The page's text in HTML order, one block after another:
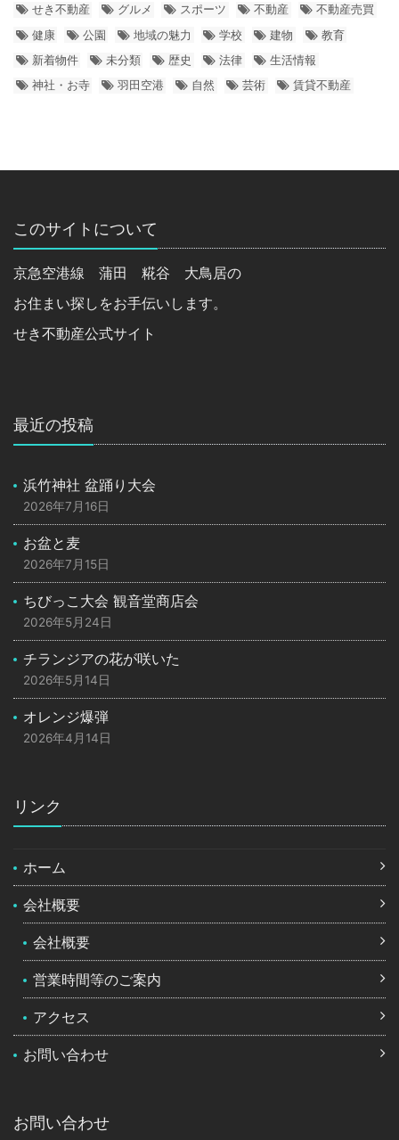
せき不動産 グルメ スポーツ 不動産
不動産売買
健康
公園 地域の魅力 学校 建物
教育
新着物件
未分類 歴史 法律
生活情報
神社・お寺
羽田空港 自然 芸術 賃貸不動産
このサイトについて
京急空港線 蒲田 糀谷 大鳥居の
お住まい探しをお手伝いします。
せき不動産公式サイト
最近の投稿
浜竹神社 盆踊り大会
2026年7月16日
お盆と麦
2026年7月15日
ちびっこ大会 観音堂商店会
2026年5月24日
チランジアの花が咲いた
2026年5月14日
オレンジ爆弾
2026年4月14日
リンク
ホーム
会社概要
会社概要
営業時間等のご案内
アクセス
お問い合わせ
お問い合わせ